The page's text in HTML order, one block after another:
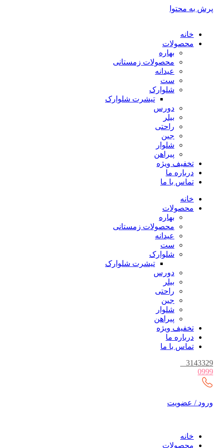
پرش به محتوا
خانه
محصولات
بهاره
محصولات زمستانی
عیدانه
ست
شلوارک
تیشرت شلوارک
دورس
بیلر
راحتی
جین
شلوار
پیراهن
تخفیف ویژه
درباره ما
تماس با ما
خانه
محصولات
بهاره
محصولات زمستانی
عیدانه
ست
شلوارک
تیشرت شلوارک
دورس
بیلر
راحتی
جین
شلوار
پیراهن
تخفیف ویژه
درباره ما
تماس با ما
3143329
0999
ورود / عضویت
خانه
محصولات